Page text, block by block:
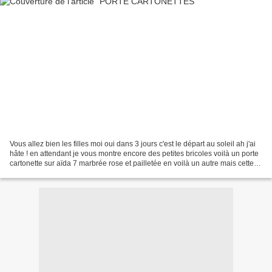
Vous allez bien les filles moi oui dans 3 jours c'est le départ au soleil ah j'ai
hâte ! en attendant je vous montre encore des petites bricoles voilà un porte
cartonette sur aïda 7 marbrée rose et pailletée en voilà un autre mais cette